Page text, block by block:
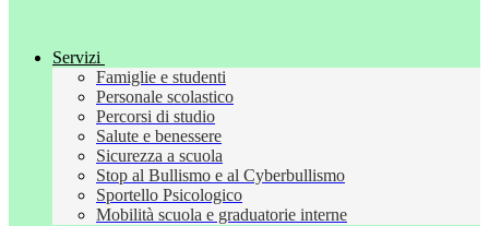
Servizi
Famiglie e studenti
Personale scolastico
Percorsi di studio
Salute e benessere
Sicurezza a scuola
Stop al Bullismo e al Cyberbullismo
Sportello Psicologico
Mobilità scuola e graduatorie interne